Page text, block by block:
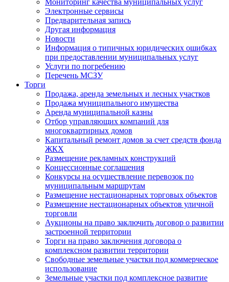
Мониторинг качества муниципальных услуг
Электронные сервисы
Предварительная запись
Другая информация
Новости
Информация о типичных юридических ошибках
при предоставлении муниципальных услуг
Услуги по погребению
Перечень МСЗУ
Торги
Продажа, аренда земельных и лесных участков
Продажа муниципального имущества
Аренда муниципальной казны
Отбор управляющих компаний для
многоквартирных домов
Капитальный ремонт домов за счет средств фонда
ЖКХ
Размещение рекламных конструкций
Концессионные соглашения
Конкурсы на осуществление перевозок по
муниципальным маршрутам
Размещение нестационарных торговых объектов
Размещение нестационарных объектов уличной
торговли
Аукционы на право заключить договор о развитии
застроенной территории
Торги на право заключения договора о
комплексном развитии территории
Свободные земельные участки под коммерческое
использование
Земельные участки под комплексное развитие